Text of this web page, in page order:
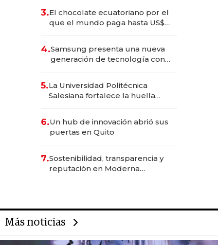
3.El chocolate ecuatoriano por el
que el mundo paga hasta US$
4.Samsung presenta una nueva
generación de tecnología con
5.La Universidad Politécnica
Salesiana fortalece la huella
6.Un hub de innovación abrió sus
puertas en Quito
7.Sostenibilidad, transparencia y
reputación en Moderna
Más noticias